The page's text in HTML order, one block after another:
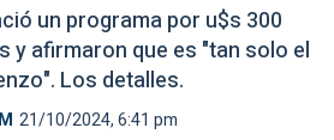
un programa por u$s 300
y afirmaron que es "tan solo el
Los detalles.
21/10/2024, 6:41 pm